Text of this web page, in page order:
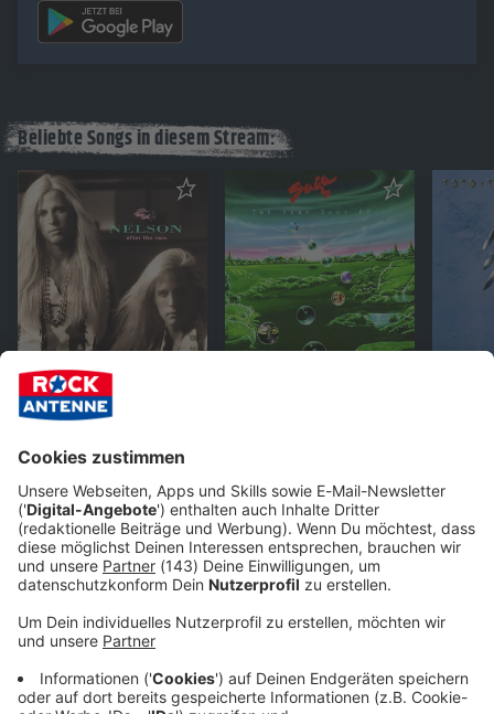
Beliebte Songs in diesem Stream:
PLAYLIST ANDERE WEBSTREAMS